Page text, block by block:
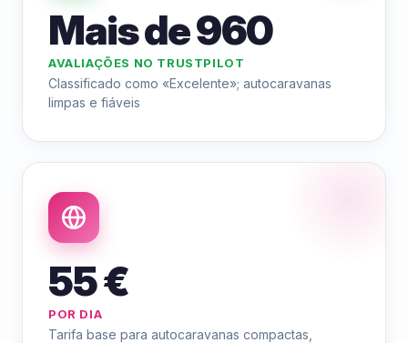
Mais de 960
AVALIAÇÕES NO TRUSTPILOT
Classificado como «Excelente»; autocaravanas
limpas e fiáveis
55 €
POR DIA
Tarifa base para autocaravanas compactas,